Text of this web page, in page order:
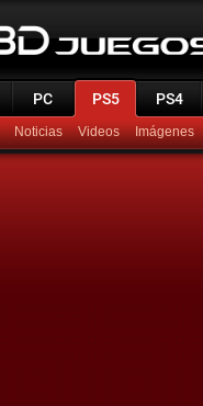
PC PS5 PS4
Noticias Videos Imágenes